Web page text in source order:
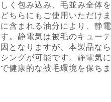
しく包み込み、毛並み全体
どちらにもご使用いただけ
に含まれる油分により、静
す。静電気は被毛のキュー
因となりますが、本製品な
シングが可能です。静電気
で健康的な被毛環境を保ち